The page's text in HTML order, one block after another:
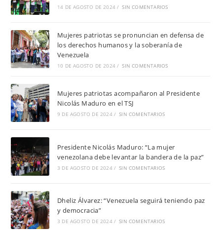
14 DE AGOSTO DE 2024 / SIN COMENTARIOS
Mujeres patriotas se pronuncian en defensa de
los derechos humanos y la soberanía de
Venezuela
10 DE AGOSTO DE 2024 / SIN COMENTARIOS
Mujeres patriotas acompañaron al Presidente
Nicolás Maduro en el TSJ
9 DE AGOSTO DE 2024 / SIN COMENTARIOS
Presidente Nicolás Maduro: “La mujer
venezolana debe levantar la bandera de la paz”
3 DE AGOSTO DE 2024 / SIN COMENTARIOS
Dheliz Álvarez: “Venezuela seguirá teniendo paz
y democracia”
3 DE AGOSTO DE 2024 / SIN COMENTARIOS